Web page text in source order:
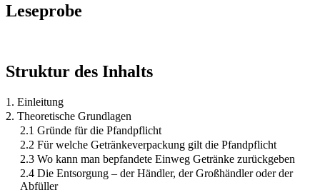
Leseprobe
Struktur des Inhalts
1. Einleitung
2. Theoretische Grundlagen
2.1 Gründe für die Pfandpflicht
2.2 Für welche Getränkeverpackung gilt die Pfandpflicht
2.3 Wo kann man bepfandete Einweg Getränke zurückgeben
2.4 Die Entsorgung – der Händler, der Großhändler oder der
Abfüller